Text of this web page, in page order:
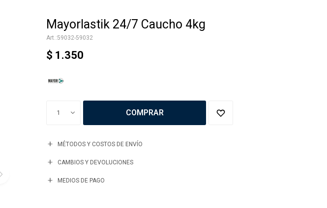
Mayorlastik 24/7 Caucho 4kg
59032-59032
$ 1.350
1 COMPRAR
MÉTODOS Y COSTOS DE ENVÍO
CAMBIOS Y DEVOLUCIONES
MEDIOS DE PAGO